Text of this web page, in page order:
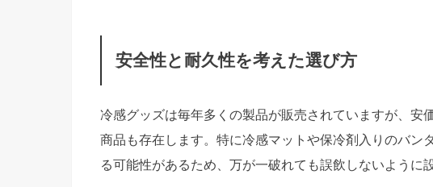
安全性と耐久性を考えた選び方
冷感グッズは毎年多くの製品が販売されていますが、安
商品も存在します。特に冷感マットや保冷剤入りのバン
る可能性があるため、万が一破れても誤飲しないように